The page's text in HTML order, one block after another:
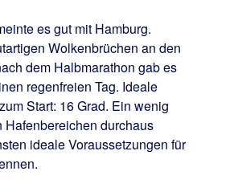
es gut mit Hamburg.
Wolkenbrüchen an den
dem Halbmarathon gab es
regenfreien Tag. Ideale
Start: 16 Grad. Ein wenig
Hafenbereichen durchaus
ideale Voraussetzungen für